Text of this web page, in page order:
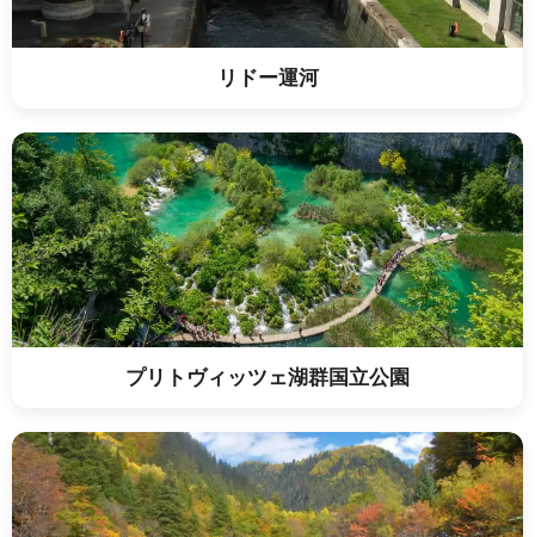
リドー運河
プリトヴィッツェ湖群国立公園